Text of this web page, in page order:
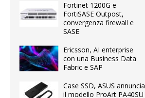
Fortinet 1200G e
FortiSASE Outpost,
convergenza firewall e
SASE
Ericsson, AI enterprise
con una Business Data
Fabric e SAP
Case SSD, ASUS annuncia
il modello ProArt PA40SU